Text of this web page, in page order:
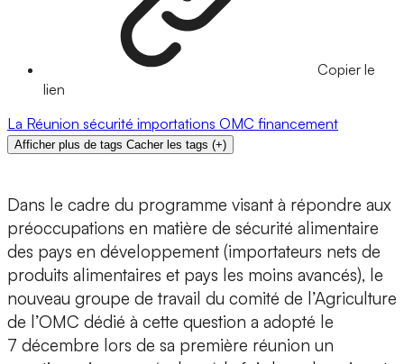
Copier le
lien
La Réunion sécurité importations OMC financement
Afficher plus de tags Cacher les tags (+)
Dans le cadre du programme visant à répondre aux
préoccupations en matière de sécurité alimentaire
des pays en développement (importateurs nets de
produits alimentaires et pays les moins avancés), le
nouveau groupe de travail du comité de l’Agriculture
de l’OMC dédié à cette question a adopté le
7 décembre lors de sa première réunion un